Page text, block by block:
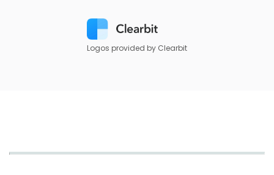
Logos provided by Clearbit